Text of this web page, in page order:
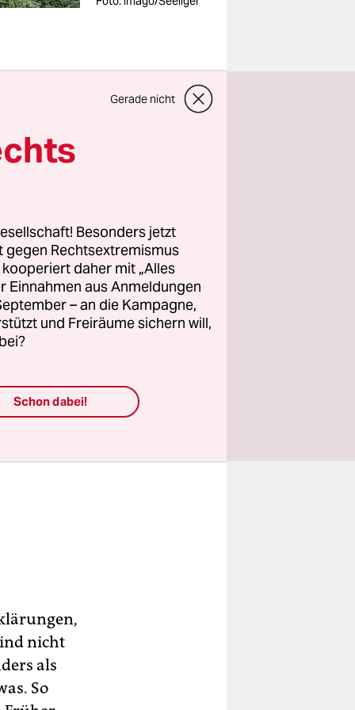
in einer
Krise.
nicht
als
So
Gerade nicht
Besonders jetzt
gegen Rechtsextremismus
daher mit „Alles
Einnahmen aus Anmeldungen
– an die Kampagne,
und Freiräume sichern will,
Schon dabei!